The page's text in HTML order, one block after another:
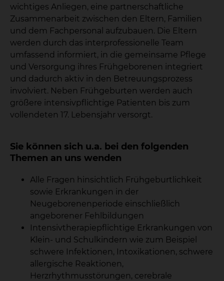
wichtiges Anliegen, eine partnerschaftliche
Zusammenarbeit zwischen den Eltern, Familien
und dem Fachpersonal aufzubauen. Die Eltern
werden durch das interprofessionelle Team
umfassend informiert, in die gemeinsame Pflege
und Versorgung ihres Frühgeborenen integriert
und dadurch aktiv in den Betreuungsprozess
involviert. Neben Frühgeburten werden auch
größere intensivpflichtige Patienten bis zum
vollendeten 17. Lebensjahr versorgt.
Sie können sich u.a. bei den folgenden
Themen an uns wenden
Alle Fragen hinsichtlich Frühgeburtlichkeit
sowie Erkrankungen in der
Neugeborenenperiode einschließlich
angeborener Fehlbildungen
Intensivtherapiepflichtige Erkrankungen von
Klein- und Schulkindern wie zum Beispiel
schwere Infektionen, Intoxikationen, schwere
allergische Reaktionen,
Herzrhythmusstörungen, cerebrale